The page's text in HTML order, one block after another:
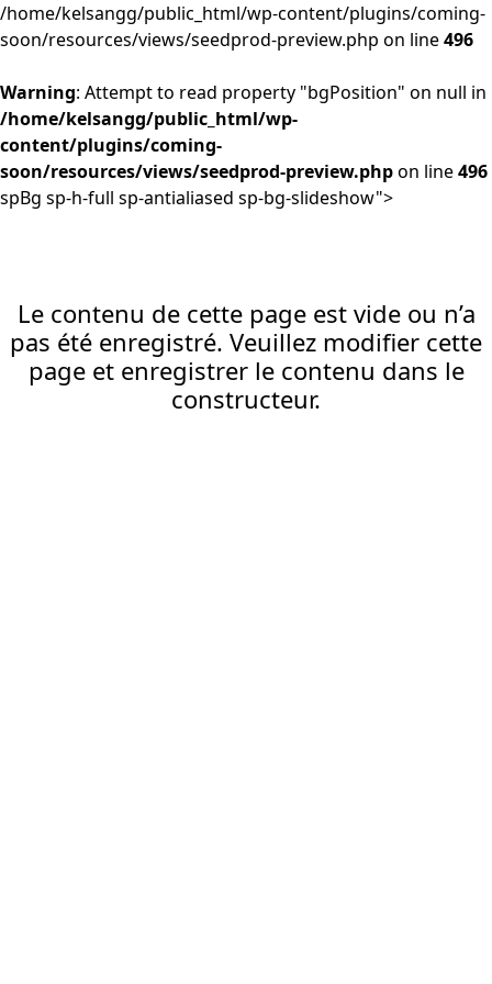
/home/kelsangg/public_html/wp-content/plugins/coming-
soon/resources/views/seedprod-preview.php on line496
Warning: Attempt to read property "bgPosition" on null in
/home/kelsangg/public_html/wp-
content/plugins/coming-
soon/resources/views/seedprod-preview.phpon line496
spBg sp-h-full sp-antialiased sp-bg-slideshow">
Le contenu de cette page est vide ou n’a
pas été enregistré. Veuillez modifier cette
page et enregistrer le contenu dans le
constructeur.